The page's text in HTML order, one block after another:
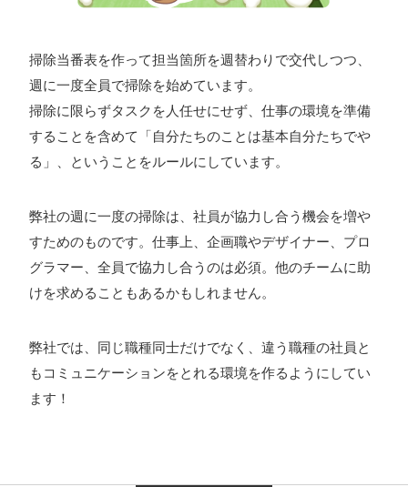
ログラム愛 #ゆるめの日常 #中途採用 #事業内容
実績 #事業紹介 #仕事紹介 #企業理念
日 #会社行事 #会社説明会 #何もわからん #健康企業宣
言 #健康優良法人 #入社式 #内定 #制作進行・ゲーム
受託事業 #完全に理解した #就活 #就活ちゃんねる
末年始 #採用 #採用向け #新卒 #新卒採用 #歓迎会
#看板 #研修 #社員紹介 #社長 #社長インタビュー
福利厚生 #第3の賃上げ #総務人事 #自社プロジェクト・
VIEW MORE
〒101-0047
東京都千代田区内神田2-12-5 内山ビル 3F
GoogleMaps
掃除当番表を作って担当箇所を週替わりで交代しつつ、
週に一度全員で掃除を始めています。
掃除に限らずタスクを人任せにせず、仕事の環境を準備
することを含めて「自分たちのことは基本自分たちでや
る」、ということをルールにしています。
弊社の週に一度の掃除は、社員が協力し合う機会を増や
すためのものです。仕事上、企画職やデザイナー、プロ
グラマー、全員で協力し合うのは必須。他のチームに助
けを求めることもあるかもしれません。
弊社では、同じ職種同士だけでなく、違う職種の社員と
もコミュニケーションをとれる環境を作るようにしてい
ます！